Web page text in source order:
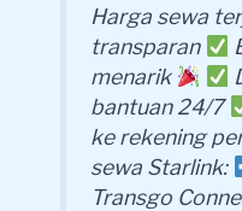
Harga sewa
transparan
menarik
bantuan 24/7
ke rekening
sewa Starlink:
Transgo